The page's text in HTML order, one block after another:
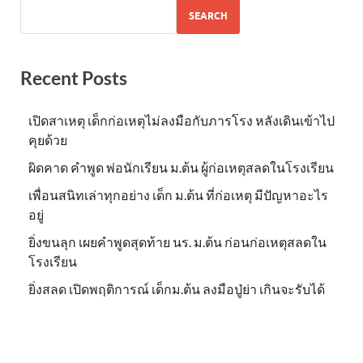
SEARCH
Recent Posts
เปิดสาเหตุ เด็กก่อเหตุไม่ลงมือกับภารโรง หลังเดินเข้าไป
คุยด้วย
ผิดคาด คำพูด พ่อนักเรียน ม.ต้น ผู้ก่อเหตุสลดในโรงเรียน
เพื่อนสนิทเล่าทุกอย่าง เด็ก ม.ต้น ที่ก่อเหตุ มีปัญหาอะไร
อยู่
ยิ่งขนลุก เผยคำพูดสุดท้าย นร. ม.ต้น ก่อนก่อเหตุสลดใน
โรงเรียน
ยิ่งสลด เปิดพฤติการณ์ เด็กม.ต้น ลงมือปู่ย่า เกินจะรับได้